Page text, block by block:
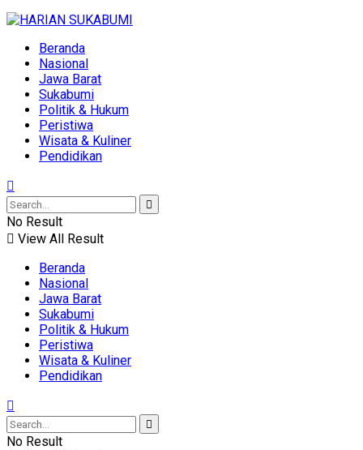
Beranda
Nasional
Jawa Barat
Sukabumi
Politik & Hukum
Peristiwa
Wisata & Kuliner
Pendidikan
No Result
View All Result
Beranda
Nasional
Jawa Barat
Sukabumi
Politik & Hukum
Peristiwa
Wisata & Kuliner
Pendidikan
No Result